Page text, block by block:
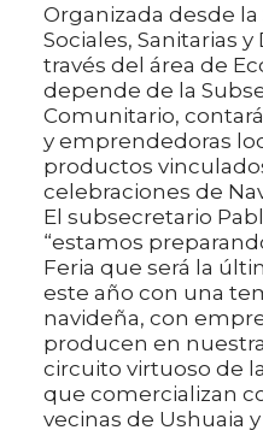
Organizada desde
Sociales, Sanitarias
través del área de
depende de la
Comunitario,
y emprendedoras
productos
celebraciones de
El subsecretario
“estamos
Feria que será la
este año con una
navideña, con
producen en
circuito virtuoso de
que comercializan
vecinas de Ushuaia